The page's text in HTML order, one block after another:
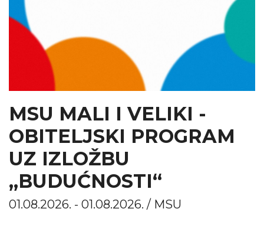
MSU MALI I VELIKI -
OBITELJSKI PROGRAM
UZ IZLOŽBU
„BUDUĆNOSTI“
01.08.2026. - 01.08.2026. / MSU